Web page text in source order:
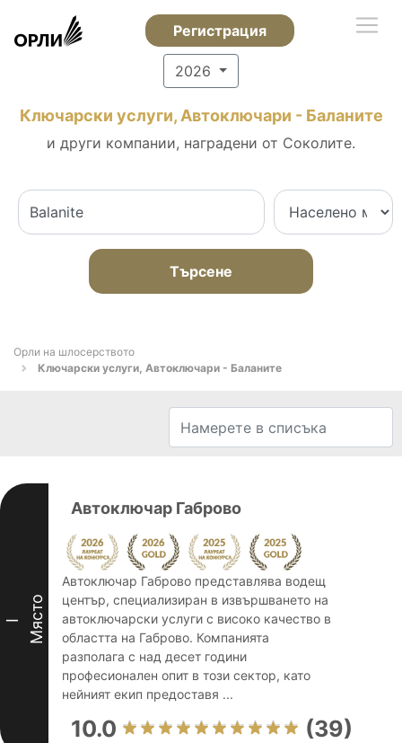
Регистрация
2026
Ключарски услуги, Автоключари - Баланите
и други компании, наградени от Соколите.
Търсене
Орли на шлосерството
Ключарски услуги, Автоключари - Баланите
I Място
Автоключар Габрово
Автоключар Габрово представлява водещ
център, специализиран в извършването на
автоключарски услуги с високо качество в
областта на Габрово. Компанията
разполага с над десет години
професионален опит в този сектор, като
нейният екип предоставя ...
10.0 (39)